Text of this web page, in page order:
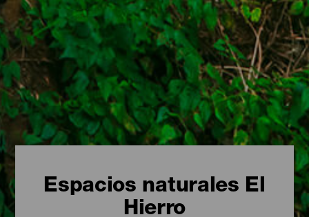
Espacios naturales El
Hierro